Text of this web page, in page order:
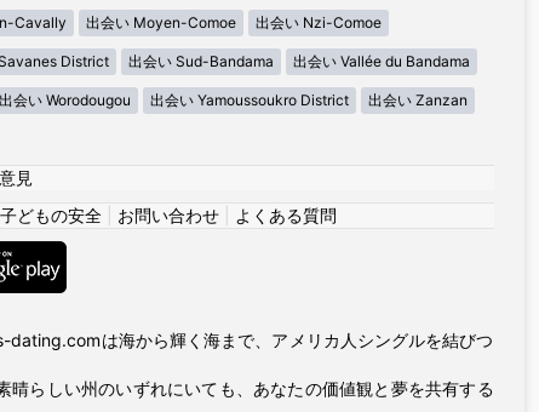
Cavally 出会い Moyen-Comoe 出会い Nzi-Comoe
District 出会い Sud-Bandama 出会い Vallée du Bandama
出会い Worodougou 出会い Yamoussoukro District 出会い Zanzan
意見
子どもの安全| お問い合わせ| よくある質問
は海から輝く海まで、アメリカ人シングルを結びつ
らしい州のいずれにいても、あなたの価値観と夢を共有する